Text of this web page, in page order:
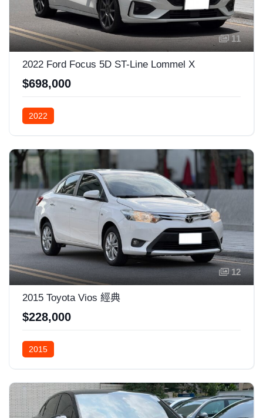
11
2022 Ford Focus 5D ST-Line Lommel X
$698,000
2022
12
2015 Toyota Vios 經典
$228,000
2015